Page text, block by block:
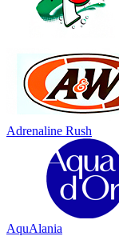
Adrenaline Rush
AquAlania